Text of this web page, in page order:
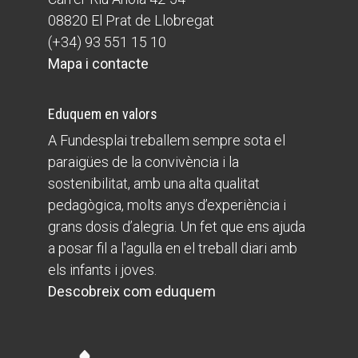
08820 El Prat de Llobregat
(+34) 93 551 15 10
Mapa i contacte
Eduquem en valors
A Fundesplai treballem sempre sota el
paraigües de la convivència i la
sostenibilitat, amb una alta qualitat
pedagògica, molts anys d’experiència i
grans dosis d’alegria. Un fet que ens ajuda
a posar fil a l'agulla en el treball diari amb
els infants i joves.
Descobreix com eduquem